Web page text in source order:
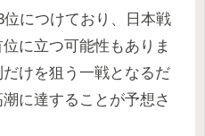
につけており、日本戦
に立つ可能性もありま
けを狙う一戦となるだ
に達することが予想さ